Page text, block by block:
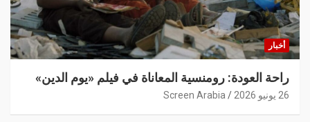
أخبار
راحة العودة: رومنسية المعاناة في فيلم «يوم الدين»
26 يونيو 2026 Screen Arabia